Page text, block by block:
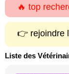
🔥 top
👉 rejoindre
Liste des